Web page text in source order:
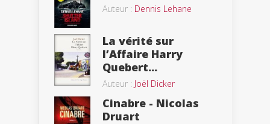
Auteur : Dennis Lehane
La vérité sur
l’Affaire Harry
Quebert...
Auteur : Joël Dicker
Cinabre - Nicolas
Druart